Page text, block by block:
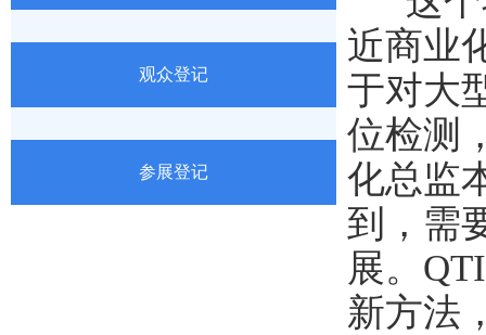
观众登记
参展登记
近商业
于对大
位检测
化总监
到，需
展。
新方法